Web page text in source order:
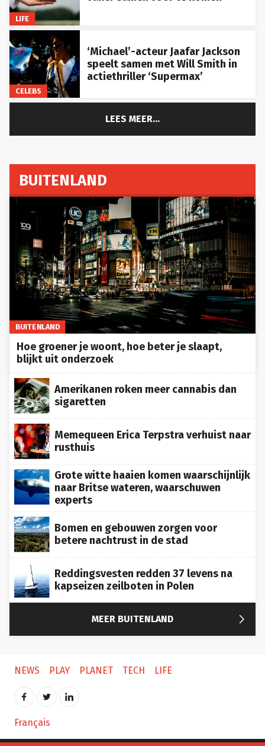
LIFE
CELEBS
‘Michael’-acteur Jaafar Jackson
speelt samen met Will Smith in
actiethriller ‘Supermax’
LEES MEER...
BUITENLAND
BUITENLAND
Hoe groener je woont, hoe beter je slaapt,
blijkt uit onderzoek
Amerikanen roken meer cannabis dan
sigaretten
Memequeen Erica Terpstra verhuist naar
rusthuis
Grote witte haaien komen waarschijnlijk
naar Britse wateren, waarschuwen
experts
Bomen en gebouwen zorgen voor
betere nachtrust in de stad
Reddingsvesten redden 37 levens na
kapseizen zeilboten in Polen
MEER BUITENLAND 
NEWS PLAY PLANET TECH LIFE
Français